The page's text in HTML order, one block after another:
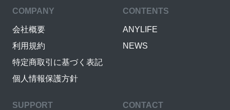
COMPANY
会社概要
利用規約
特定商取引に基づく表記
個人情報保護方針
CONTENTS
ANYLIFE
NEWS
SUPPORT CONTACT